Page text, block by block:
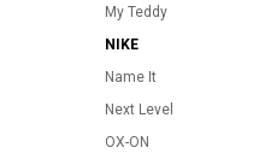
My Teddy
NIKE
Name It
Next Level
OX-ON